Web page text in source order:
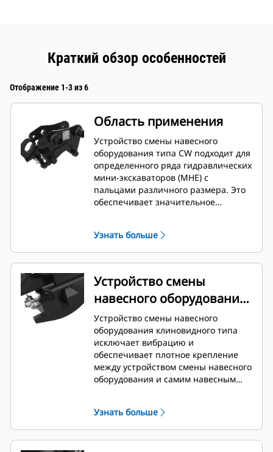
Краткий обзор особенностей
Отображение 1-3 из 6
Область применения
Устройство смены навесного
оборудования типа CW подходит для
определенного ряда гидравлических
мини-экскаваторов (MHE) с
пальцами различного размера. Это
обеспечивает значительное
разных габаритов и которым
требуется возможность
использования одного ковша на
нескольких машинах.
Узнать больше
Устройство смены
навесного оборудования
клиновидного типа
Устройство смены навесного
оборудования клиновидного типа
исключает вибрацию и
обеспечивает плотное крепление
между устройством смены навесного
оборудования и самим навесным
Узнать больше